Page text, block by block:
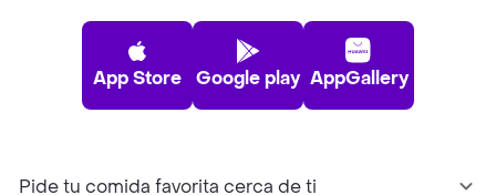
App Store Google play AppGallery
Pide tu comida favorita cerca de ti